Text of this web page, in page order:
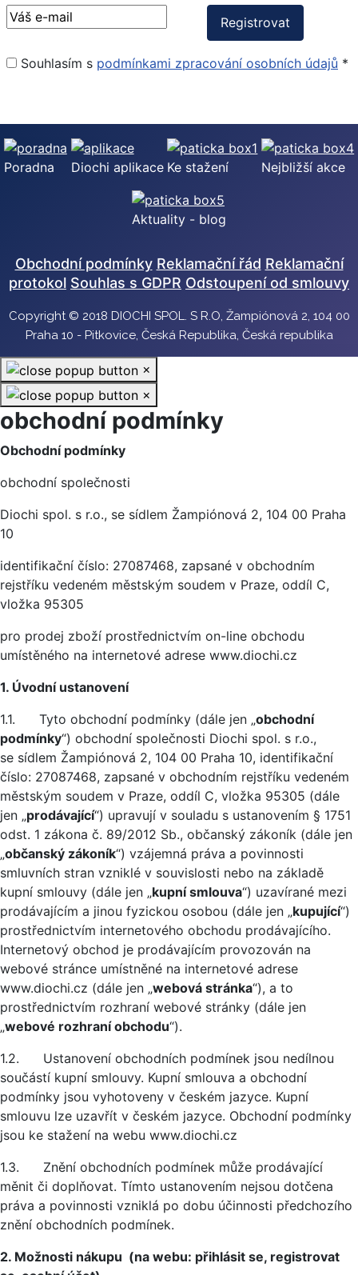
Souhlasím s podmínkami zpracování osobních údajů *
Poradna Diochi aplikace Ke stažení Nejbližší akce
Aktuality - blog
Obchodní podmínky Reklamační řád Reklamační
protokol Souhlas s GDPR Odstoupení od smlouvy
Copyright © 2018 DIOCHI SPOL. S R.O, Žampiónová 2, 104 00
Praha 10 - Pitkovice, Česká Republika, Česká republika
×
×
obchodní podmínky
Obchodní podmínky
obchodní společnosti
Diochi spol. s r.o., se sídlem Žampiónová 2, 104 00 Praha
10
identifikační číslo: 27087468, zapsané v obchodním
rejstříku vedeném městským soudem v Praze, oddíl C,
vložka 95305
pro prodej zboží prostřednictvím on-line obchodu
umístěného na internetové adrese www.diochi.cz
1. Úvodní ustanovení
1.1. Tyto obchodní podmínky (dále jen „obchodní
podmínky“) obchodní společnosti Diochi spol. s r.o.,
se sídlem Žampiónová 2, 104 00 Praha 10, identifikační
číslo: 27087468, zapsané v obchodním rejstříku vedeném
městským soudem v Praze, oddíl C, vložka 95305 (dále
jen „prodávající“) upravují v souladu s ustanovením § 1751
odst. 1 zákona č. 89/2012 Sb., občanský zákoník (dále jen
„občanský zákoník“) vzájemná práva a povinnosti
smluvních stran vzniklé v souvislosti nebo na základě
kupní smlouvy (dále jen „kupní smlouva“) uzavírané mezi
prodávajícím a jinou fyzickou osobou (dále jen „kupující“)
prostřednictvím internetového obchodu prodávajícího.
Internetový obchod je prodávajícím provozován na
webové stránce umístněné na internetové adrese
www.diochi.cz (dále jen „webová stránka“), a to
prostřednictvím rozhraní webové stránky (dále jen
„webové rozhraní obchodu“).
1.2. Ustanovení obchodních podmínek jsou nedílnou
součástí kupní smlouvy. Kupní smlouva a obchodní
podmínky jsou vyhotoveny v českém jazyce. Kupní
smlouvu lze uzavřít v českém jazyce. Obchodní podmínky
jsou ke stažení na webu www.diochi.cz
1.3. Znění obchodních podmínek může prodávající
měnit či doplňovat. Tímto ustanovením nejsou dotčena
práva a povinnosti vzniklá po dobu účinnosti předchozího
znění obchodních podmínek.
2. Možnosti nákupu (na webu: přihlásit se, registrovat